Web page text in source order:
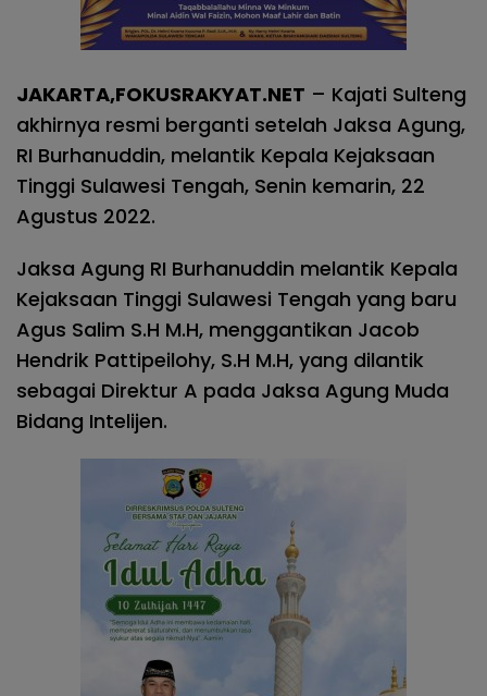
JAKARTA,FOKUSRAKYAT.NET – Kajati Sulteng
akhirnya resmi berganti setelah Jaksa Agung,
RI Burhanuddin, melantik Kepala Kejaksaan
Tinggi Sulawesi Tengah, Senin kemarin, 22
Agustus 2022.
Jaksa Agung RI Burhanuddin melantik Kepala
Kejaksaan Tinggi Sulawesi Tengah yang baru
Agus Salim S.H M.H, menggantikan Jacob
Hendrik Pattipeilohy, S.H M.H, yang dilantik
sebagai Direktur A pada Jaksa Agung Muda
Bidang Intelijen.